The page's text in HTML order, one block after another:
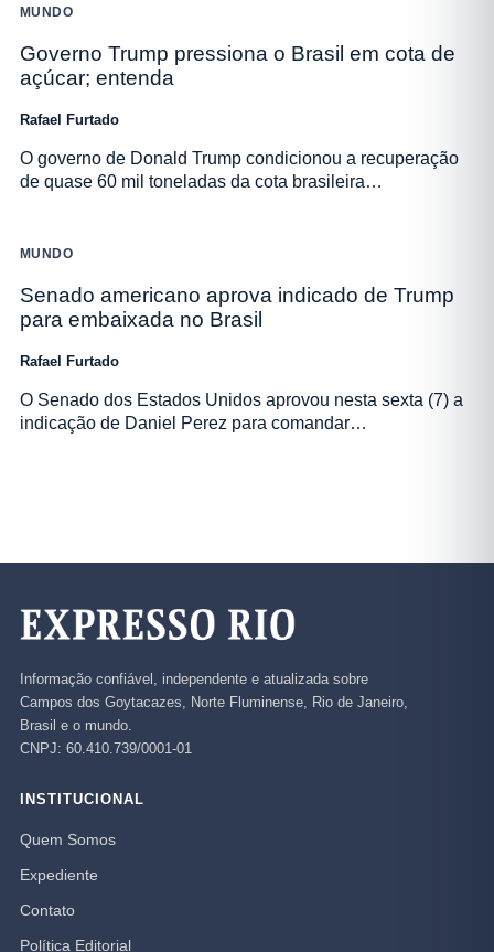
MUNDO
Governo Trump pressiona o Brasil em cota de
açúcar; entenda
Rafael Furtado
O governo de Donald Trump condicionou a recuperação
de quase 60 mil toneladas da cota brasileira…
MUNDO
Senado americano aprova indicado de Trump
para embaixada no Brasil
Rafael Furtado
O Senado dos Estados Unidos aprovou nesta sexta (7) a
indicação de Daniel Perez para comandar…
Informação confiável, independente e atualizada sobre
Campos dos Goytacazes, Norte Fluminense, Rio de Janeiro,
Brasil e o mundo.
CNPJ: 60.410.739/0001-01
INSTITUCIONAL
Quem Somos
Expediente
Contato
Política Editorial